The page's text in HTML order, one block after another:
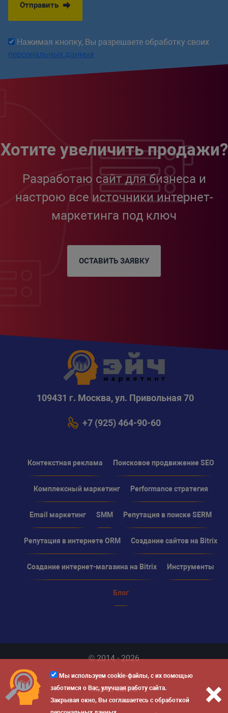
Мы используем cookie-файлы, с их помощью
заботимся о Вас, улучшая работу сайта.
Закрывая окно, Вы соглашаетесь с обработкой
Отправить
Нажимая кнопку, Вы разрешаете обработку своих
персональных данных
Хотите увеличить продажи?
Разработаю сайт для бизнеса и
настрою все источники интернет-
маркетинга под ключ
ОСТАВИТЬ ЗАЯВКУ
109431 г. Москва, ул. Привольная 70
+7 (925) 464-90-60
Контекстная реклама Поисковое продвижение SEO
Комплексный маркетинг Performance стратегия
Email маркетинг SMM Репутация в поиске SERM
Репутация в интернете ORM Создание сайтов на Bitrix
Создание интернет-магазина на Bitrix Инструменты
Блог
© 2014 - 2026
Карта сайта